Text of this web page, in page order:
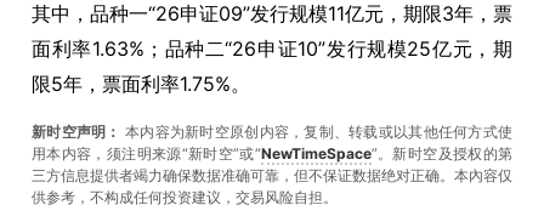
其中，品种一“26申证09”发行规模11亿元，期限3年，票
面利率1.63%；品种二“26申证10”发行规模25亿元，期
限5年，票面利率1.75%。
新时空声明： 本内容为新时空原创内容，复制、转载或以其他任何方式使
用本内容，须注明来源“新时空”或“NewTimeSpace”。新时空及授权的第
三方信息提供者竭力确保数据准确可靠，但不保证数据绝对正确。本內容仅
供参考，不构成任何投资建议，交易风险自担。